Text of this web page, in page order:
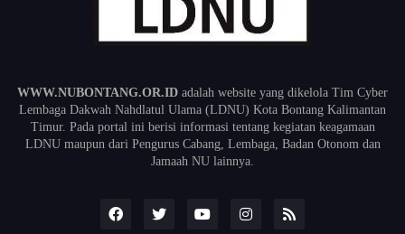
WWW.NUBONTANG.OR.ID adalah website yang dikelola Tim Cyber
Lembaga Dakwah Nahdlatul Ulama (LDNU) Kota Bontang Kalimantan
Timur. Pada portal ini berisi informasi tentang kegiatan keagamaan
LDNU maupun dari Pengurus Cabang, Lembaga, Badan Otonom dan
Jamaah NU lainnya.